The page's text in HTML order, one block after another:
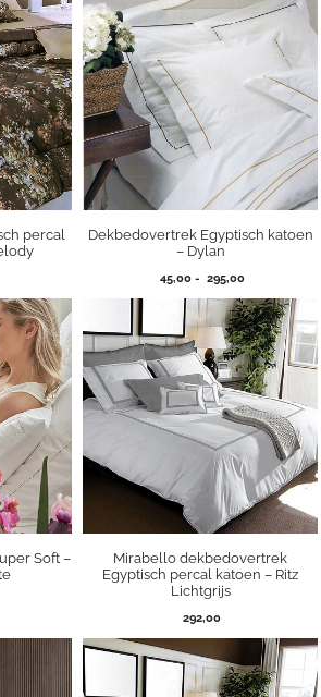
percal
Dekbedovertrek Egyptisch katoen
– Dylan
45,00 - 295,00Prijsklasse:
tot
295,00
Soft –
Mirabello dekbedovertrek
Egyptisch percal katoen – Ritz
Lichtgrijs
292,00